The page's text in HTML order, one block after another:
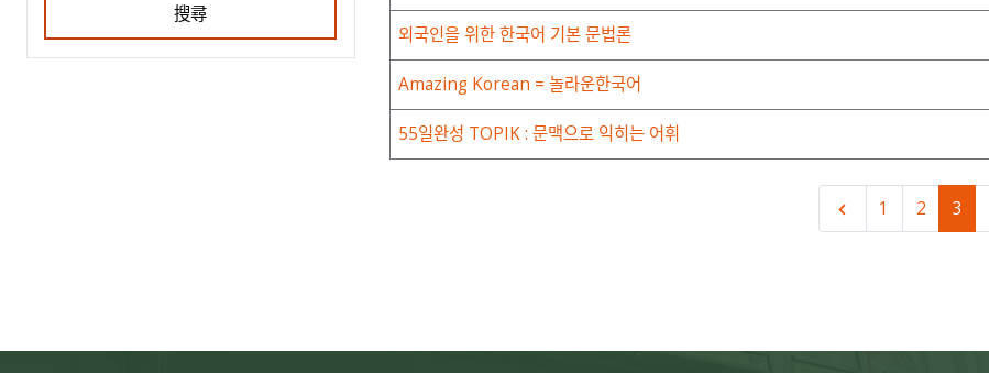
搜尋
외국인을 위한 한국어 기본 문법론
Amazing Korean = 놀라운한국어
55일완성 TOPIK : 문맥으로 익히는 어휘
1 2 3